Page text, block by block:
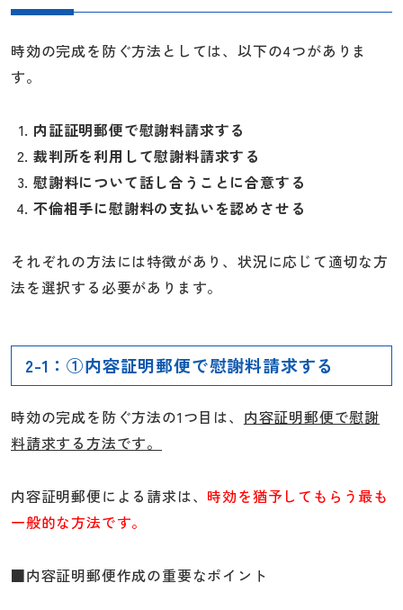
時効の完成を防ぐ方法としては、以下の4つがありま
す。
内証証明郵便で慰謝料請求する
裁判所を利用して慰謝料請求する
慰謝料について話し合うことに合意する
不倫相手に慰謝料の支払いを認めさせる
それぞれの方法には特徴があり、状況に応じて適切な方
法を選択する必要があります。
2-1：①内容証明郵便で慰謝料請求する
時効の完成を防ぐ方法の1つ目は、 内容証明郵便で慰謝
料請求する方法です。
内容証明郵便による請求は、 時効を猶予してもらう最も
一般的な方法です。
■内容証明郵便作成の重要なポイント